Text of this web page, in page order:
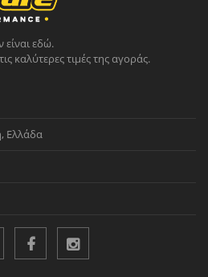
εδώ.
καλύτερες τιμές της αγοράς.
Ελλάδα